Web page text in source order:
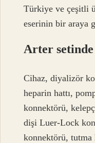
Türkiye ve çeşitli
eserinin bir araya
Arter
Cihaz, diyalizör
heparin hattı,
konnektörü,
dişi Luer-Lock
konnektörü, tutma